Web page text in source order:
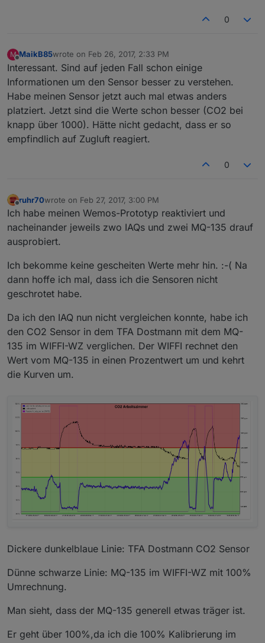
0
M MaikB85wrote on Feb 26, 2017, 2:33 PM
last edited by
Interessant. Sind auf jeden Fall schon einige
Informationen um den Sensor besser zu verstehen.
Habe meinen Sensor jetzt auch mal etwas anders
platziert. Jetzt sind die Werte schon besser (CO2 bei
knapp über 1000). Hätte nicht gedacht, dass er so
empfindlich auf Zugluft reagiert.
0
Offline
ruhr70wrote on Feb 27, 2017, 3:00 PM
last edited by
Ich habe meinen Wemos-Prototyp reaktiviert und
nacheinander jeweils zwo IAQs und zwei MQ-135 drauf
ausprobiert.
Ich bekomme keine gescheiten Werte mehr hin. :-( Na
dann hoffe ich mal, dass ich die Sensoren nicht
geschrotet habe.
Da ich den IAQ nun nicht vergleichen konnte, habe ich
den CO2 Sensor in dem TFA Dostmann mit dem MQ-
135 im WIFFI-WZ verglichen. Der WIFFI rechnet den
Wert vom MQ-135 in einen Prozentwert um und kehrt
die Kurven um.
Dickere dunkelblaue Linie: TFA Dostmann CO2 Sensor
Dünne schwarze Linie: MQ-135 im WIFFI-WZ mit 100%
Umrechnung.
Man sieht, dass der MQ-135 generell etwas träger ist.
Er geht über 100%,da ich die 100% Kalibrierung im